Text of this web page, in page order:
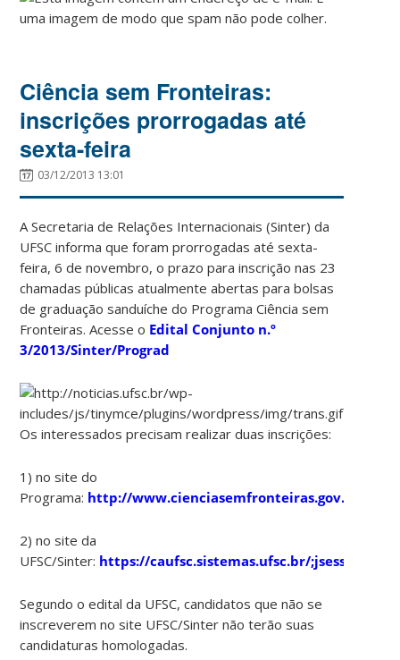
Ciência sem Fronteiras:
inscrições prorrogadas até
sexta-feira
03/12/2013 13:01
A Secretaria de Relações Internacionais (Sinter) da
UFSC informa que foram prorrogadas até sexta-
feira, 6 de novembro, o prazo para inscrição nas 23
chamadas públicas atualmente abertas para bolsas
de graduação sanduíche do Programa Ciência sem
Fronteiras. Acesse o Edital Conjunto n.º
3/2013/Sinter/Prograd
Os interessados precisam realizar duas inscrições:
1) no site do
Programa: http://www.cienciasemfronteiras.gov.br/
2) no site da
UFSC/Sinter: https://caufsc.sistemas.ufsc.br/
Segundo o edital da UFSC, candidatos que não se
inscreverem no site UFSC/Sinter não terão suas
candidaturas homologadas.